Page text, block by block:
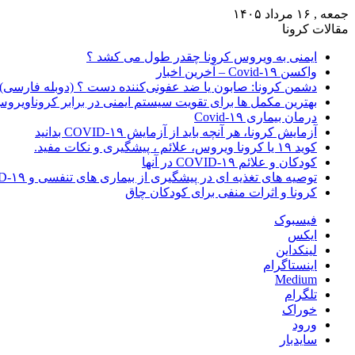
جمعه , ۱۶ مرداد ۱۴۰۵
مقالات کرونا
ایمنی به ویروس کرونا چقدر طول می کشد ؟
واکسن Covid-۱۹ – آخرین اخبار
دشمن کرونا: صابون یا ضد عفونی‌کننده دست ؟ (دوبله فارسی)
بهترین مکمل ها برای تقویت سیستم ایمنی در برابر
درمان بیماری Covid-۱۹
آزمایش کرونا، هر آنچه باید از آزمایش COVID-۱۹ بدانید
کوید ۱۹ یا کرونا ویروس، علائم ، پیشگیری و نکات مفید.
کودکان و علائم COVID-۱۹ در آنها
توصیه های تغذیه ای در پیشگیری از بیماری های تنفسی و COVID-۱۹
کرونا و اثرات منفی برای کودکان چاق
فیسبوک
ایکس
لینکداین
اینستاگرام
Medium
تلگرام
خوراک
ورود
سایدبار